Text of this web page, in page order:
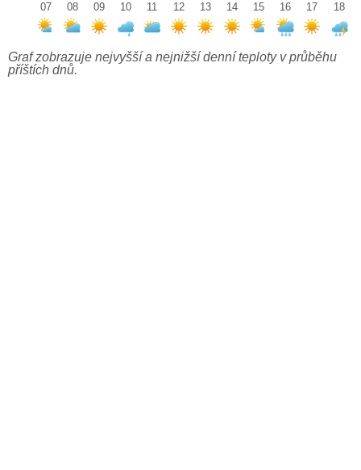
07
08
09
10
11
12
13
14
15
16
17
18
Graf zobrazuje nejvyšší a nejnižší denní teploty v průběhu
příštích dnů.